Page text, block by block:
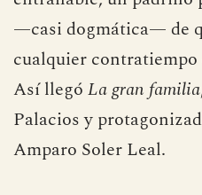
—casi dogmática— de
cualquier
Así llegó La gran familia
Palacios y
Amparo Soler Leal.